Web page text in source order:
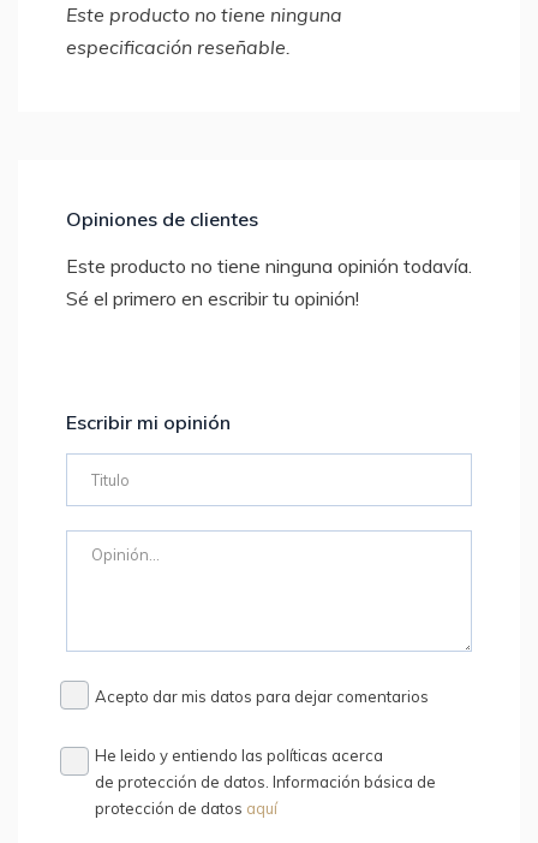
Este producto no tiene ninguna
especificación reseñable.
Opiniones de clientes
Este producto no tiene ninguna opinión todavía.
Sé el primero en escribir tu opinión!
Escribir mi opinión
Acepto dar mis datos para dejar comentarios
He leido y entiendo las políticas acerca
de protección de datos. Información básica de
protección de datos aquí